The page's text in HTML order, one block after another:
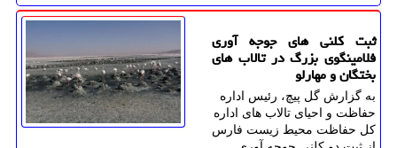
ثبت کلنی های جوجه آوری
فلامینگوی بزرگ در تالاب های
بختگان و مهارلو
به گزارش گل پیچ، رئیس اداره
حفاظت و احیای تالاب های اداره
کل حفاظت محیط زیست فارس